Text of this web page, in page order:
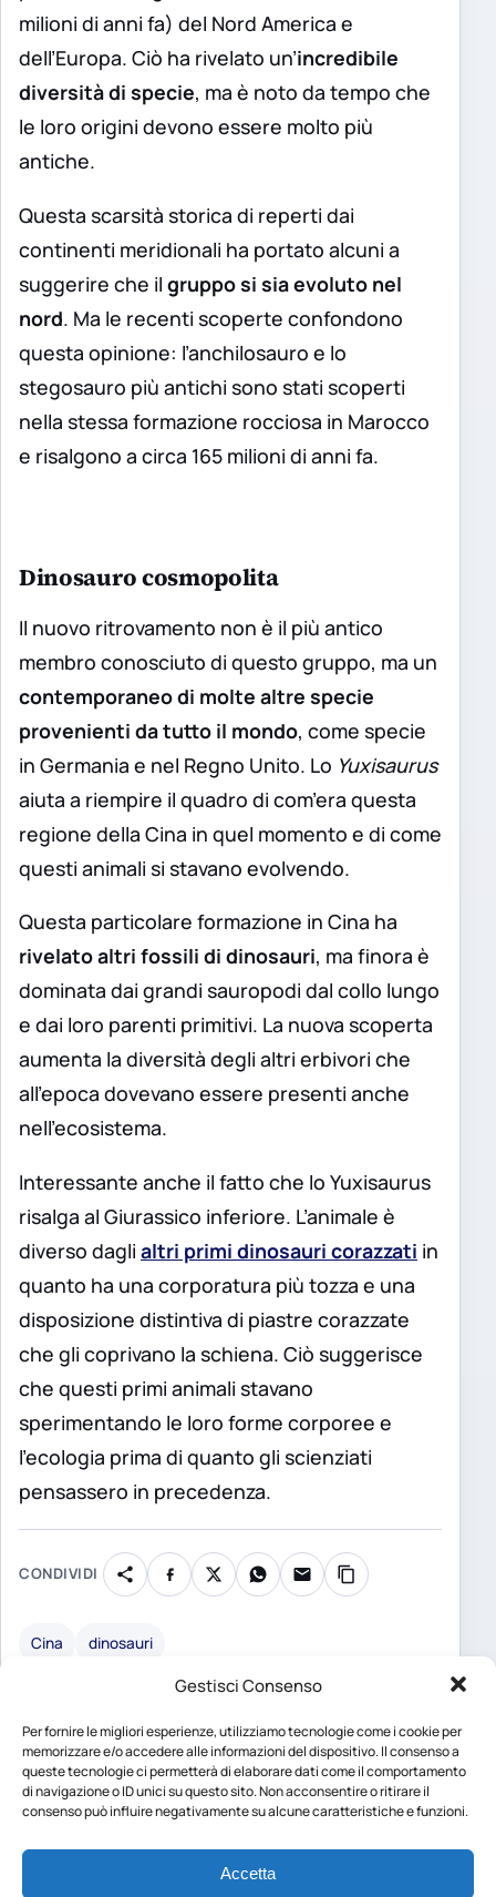
Gestisci Consenso
Per fornire le migliori esperienze, utilizziamo tecnologie come i cookie per
memorizzare e/o accedere alle informazioni del dispositivo. Il consenso a
queste tecnologie ci permetterà di elaborare dati come il comportamento
di navigazione o ID unici su questo sito. Non acconsentire o ritirare il
consenso può influire negativamente su alcune caratteristiche e funzioni.
Accetta
milioni di anni fa) del Nord America e
dell’Europa. Ciò ha rivelato un’incredibile
diversità di specie, ma è noto da tempo che
le loro origini devono essere molto più
antiche.
Questa scarsità storica di reperti dai
continenti meridionali ha portato alcuni a
suggerire che il gruppo si sia evoluto nel
nord. Ma le recenti scoperte confondono
questa opinione: l’anchilosauro e lo
stegosauro più antichi sono stati scoperti
nella stessa formazione rocciosa in Marocco
e risalgono a circa 165 milioni di anni fa.
Dinosauro cosmopolita
Il nuovo ritrovamento non è il più antico
membro conosciuto di questo gruppo, ma un
contemporaneo di molte altre specie
provenienti da tutto il mondo, come specie
in Germania e nel Regno Unito. Lo Yuxisaurus
aiuta a riempire il quadro di com’era questa
regione della Cina in quel momento e di come
questi animali si stavano evolvendo.
Questa particolare formazione in Cina ha
rivelato altri fossili di dinosauri, ma finora è
dominata dai grandi sauropodi dal collo lungo
e dai loro parenti primitivi. La nuova scoperta
aumenta la diversità degli altri erbivori che
all’epoca dovevano essere presenti anche
nell’ecosistema.
Interessante anche il fatto che lo Yuxisaurus
risalga al Giurassico inferiore. L’animale è
diverso dagli altri primi dinosauri corazzati in
quanto ha una corporatura più tozza e una
disposizione distintiva di piastre corazzate
che gli coprivano la schiena. Ciò suggerisce
che questi primi animali stavano
sperimentando le loro forme corporee e
l’ecologia prima di quanto gli scienziati
pensassero in precedenza.
CONDIVIDI
Cina dinosauri
Federica Vitale
Giornalista e formatrice, da
sempre scrivo e amo
leggere. Ho pubblicato due
libri che, in qualche modo,
riassumono non solo i miei